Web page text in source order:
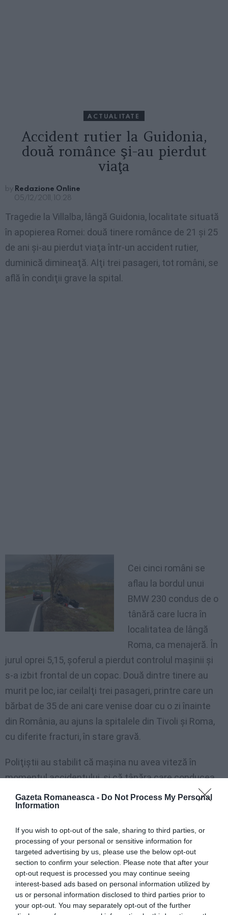
Gazeta Romaneasca - Do Not Process My Personal
Information
If you wish to opt-out of the sale, sharing to third parties, or
processing of your personal or sensitive information for
targeted advertising by us, please use the below opt-out
section to confirm your selection. Please note that after your
opt-out request is processed you may continue seeing
interest-based ads based on personal information utilized by
us or personal information disclosed to third parties prior to
your opt-out. You may separately opt-out of the further
ACTUALITATE
Accident rutier la Guidonia,
două românce şi-au pierdut
viaţa
by Redazione Online
05/12/2011, 10:28
Tragedie la Villalba, lângă Guidonia, localitate situată
în apopierea Romei: două tinere românce de 21 şi 25
de ani şi-au pierdut viaţa într-un accident rutier,
duminică dimineaţă. Alţi trei pasageri, tot români, se
află în condiţii grave la spital.
Cei cinci români se
aflau la bordul unui
BMW 230 condus de o
tânără care lucra în
localitatea de lângă
Roma, ca menajeră. În
jurul oprei 5,15, şoferul a pierdut controlul maşinii şi
s-a izbit frontal de un copac. Două dintre tinere au
murit pe loc, iar ceilalţi trei pasageri, printre care un
bărbat de 35 de ani care venise doar cu o zi înainte
din România, au ajuns la spitalele din Tivoli şi Roma,
cu diferite fracturi, în stare gravă.
Poliţiştii au stabilit că maşina nu avea viteză în
momentul accidentului, şi că tânăra care conducea
nu consumase băuturi alcoolice. Cel mai probabil,
accidentul s-a produs din cauză că proprietara
ACCIDENT ITALIA
See
more
Articolul anterior
Corul Patriarhiei Române şi Corul din
Maramureş- concerte la Fonte Nuova şi
Mentana